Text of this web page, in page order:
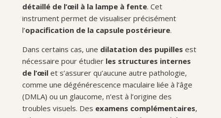
détaillé de l’œil à la lampe à fente. Cet
instrument permet de visualiser précisément
l’opacification de la capsule postérieure.
Dans certains cas, une dilatation des pupilles est
nécessaire pour étudierles structures internes
de l’œilet s’assurer qu’aucune autre pathologie,
comme une dégénérescence maculaire liée à l’âge
(DMLA) ou un glaucome, n’est à l’origine des
troubles visuels. Des examens complémentaires,